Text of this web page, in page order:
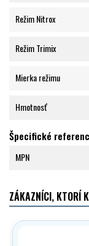
Režim Nitrox
Režim Trimix
Mierka režimu
Hmotnosť
Špecifické
MPN
ZÁKAZNÍCI, KTORÍ